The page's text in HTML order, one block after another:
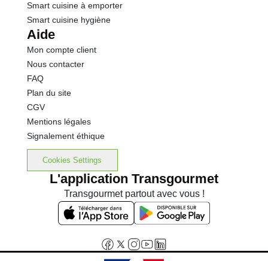
Smart cuisine à emporter
Smart cuisine hygiène
Aide
Mon compte client
Nous contacter
FAQ
Plan du site
CGV
Mentions légales
Signalement éthique
Cookies Settings
L'application Transgourmet
Transgourmet partout avec vous !